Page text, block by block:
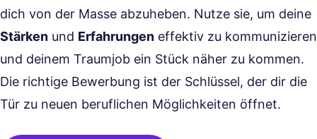
dich von der Masse abzuheben. Nutze sie, um deine
Stärken und Erfahrungen effektiv zu kommunizieren
und deinem Traumjob ein Stück näher zu kommen.
Die richtige Bewerbung ist der Schlüssel, der dir die
Tür zu neuen beruflichen Möglichkeiten öffnet.